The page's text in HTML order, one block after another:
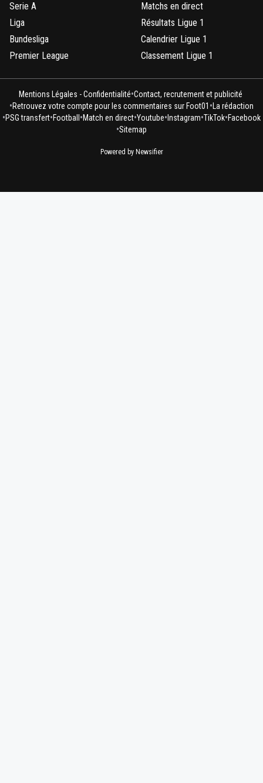
Serie A
Liga
Bundesliga
Premier League
Matchs en direct
Résultats Ligue 1
Calendrier Ligue 1
Classement Ligue 1
Mentions Légales - Confidentialité•Contact, recrutement et publicité
•Retrouvez votre compte pour les commentaires sur Foot01 •La rédaction
•PSG transfert•Football •Match en direct•Youtube• Instagram•TikTok•Facebook
•Sitemap
Powered by Newsifier